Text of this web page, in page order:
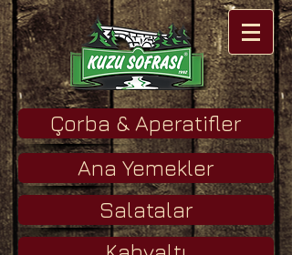
Çorba & Aperatifler
Ana Yemekler
Salatalar